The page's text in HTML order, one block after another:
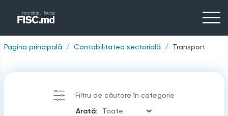
Pagina principală Contabilitatea sectorială Transport
Filtru de căutare în categorie
Arată: